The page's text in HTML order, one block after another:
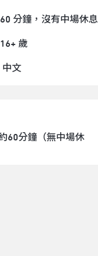
分鐘 ，沒有中場休息
歲
中文
60分鐘（無中場休